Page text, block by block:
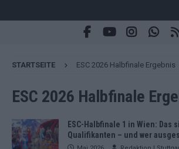
STARTSEITE ESC 2026 Halbfinale Ergebnis
ESC 2026 Halbfinale
ESC-Halbfinale 1 in Wien: Das
Qualifikanten – und wer